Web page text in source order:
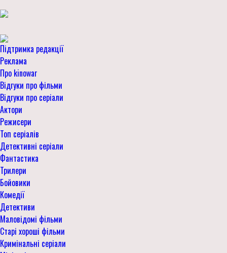
Підтримка редакції
Реклама
Про kinowar
Відгуки про фільми
Відгуки про серіали
Актори
Режисери
Топ серіалів
Детективні серіали
Фантастика
Трилери
Бойовики
Комедії
Детективи
Маловідомі фільми
Старі хороші фільми
Кримінальні серіали